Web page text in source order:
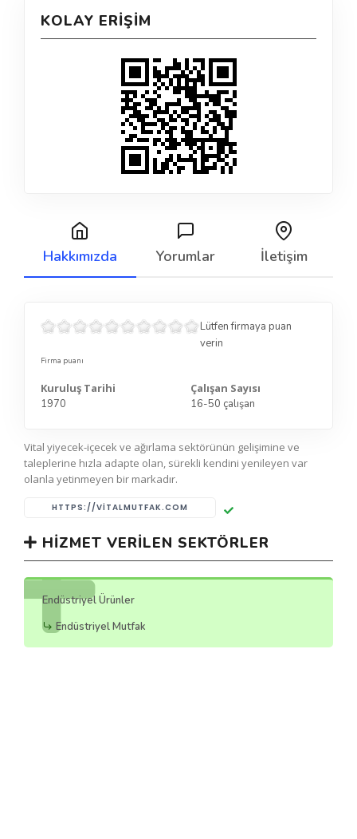
KOLAY ERIŞIM
Hakkımızda Yorumlar İletişim
Lütfen firmaya puan
verin
Firma puanı
Kuruluş Tarihi
1970
Çalışan Sayısı
16-50 çalışan
Vital yiyecek-içecek ve ağırlama sektörünün gelişimine ve
taleplerine hızla adapte olan, sürekli kendini yenileyen var
olanla yetinmeyen bir markadır.
HTTPS://VITALMUTFAK.COM
HIZMET VERILEN SEKTÖRLER
Endüstriyel Ürünler
Endüstriyel Mutfak